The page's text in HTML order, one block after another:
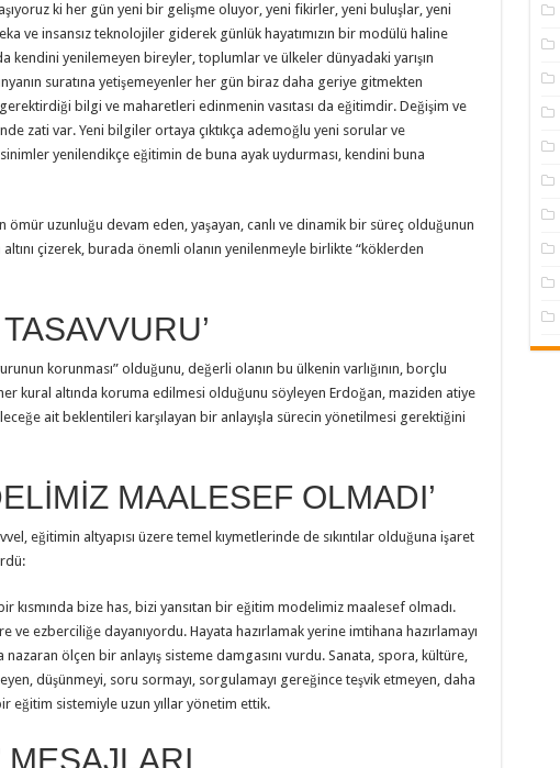
ki her gün yeni bir gelişme oluyor, yeni fikirler, yeni buluşlar, yeni
ve insansız teknolojiler giderek günlük hayatımızın bir modülü haline
kendini yenilemeyen bireyler, toplumlar ve ülkeler dünyadaki yarışın
suratına yetişemeyenler her gün biraz daha geriye gitmekten
bilgi ve maharetleri edinmenin vasıtası da eğitimdir. Değişim ve
zati var. Yeni bilgiler ortaya çıktıkça ademoğlu yeni sorular ve
yenilendikçe eğitimin de buna ayak uydurması, kendini buna
ömür uzunluğu devam eden, yaşayan, canlı ve dinamik bir süreç olduğunun
çizerek, burada önemli olanın yenilenmeyle birlikte “köklerden
korunması” olduğunu, değerli olanın bu ülkenin varlığının, borçlu
kural altında koruma edilmesi olduğunu söyleyen Erdoğan, maziden atiye
ait beklentileri karşılayan bir anlayışla sürecin yönetilmesi gerektiğini
MAALESEF OLMADI’
eğitimin altyapısı üzere temel kıymetlerinde de sıkıntılar olduğuna işaret
kısmında bize has, bizi yansıtan bir eğitim modelimiz maalesef olmadı.
ve ezberciliğe dayanıyordu. Hayata hazırlamak yerine imtihana hazırlamayı
nazaran ölçen bir anlayış sisteme damgasını vurdu. Sanata, spora, kültüre,
düşünmeyi, soru sormayı, sorgulamayı gereğince teşvik etmeyen, daha
eğitim sistemiyle uzun yıllar yönetim ettik.
MESAJLARI